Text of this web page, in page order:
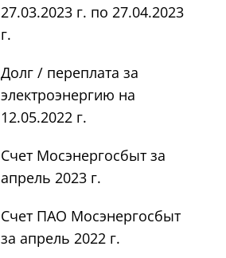
27.03.2023 г. по 27.04.2023
г.
Долг / переплата за
электроэнергию на
12.05.2022 г.
Счет Мосэнергосбыт за
апрель 2023 г.
Счет ПАО Мосэнергосбыт
за апрель 2022 г.